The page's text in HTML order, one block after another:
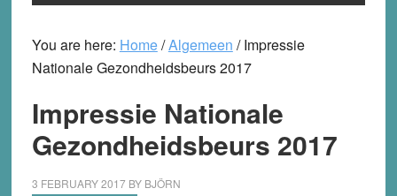
You are here: Home/Algemeen /Impressie
Nationale Gezondheidsbeurs 2017
Impressie Nationale
Gezondheidsbeurs 2017
3 FEBRUARY 2017BY BJÖRN